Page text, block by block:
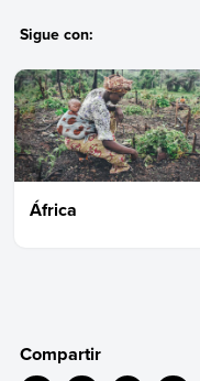
Sigue con:
África
Compartir